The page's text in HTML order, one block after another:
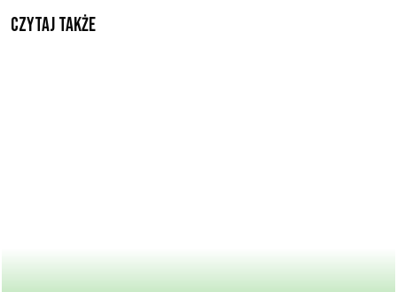
Czytaj także